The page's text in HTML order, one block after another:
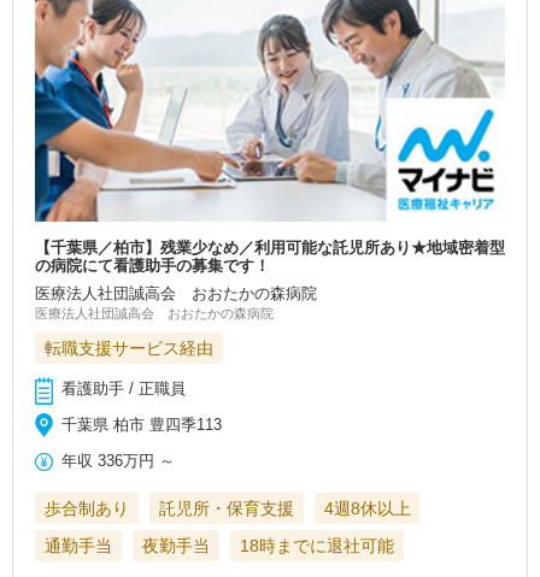
【千葉県／柏市】残業少なめ／利用可能な託児所あり★地域密着型
の病院にて看護助手の募集です！
医療法人社団誠高会 おおたかの森病院
医療法人社団誠高会 おおたかの森病院
転職支援サービス経由
看護助手 / 正職員
千葉県 柏市 豊四季113
年収 336万円 ～
歩合制あり 託児所・保育支援
4週8休以上
通勤手当
夜勤手当 18時までに退社可能